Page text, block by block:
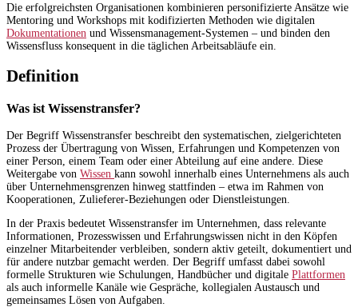
Die erfolgreichsten Organisationen kombinieren personifizierte Ansätze wie
Mentoring und Workshops mit kodifizierten Methoden wie digitalen
Dokumentationen und Wissensmanagement-Systemen – und binden den
Wissensfluss konsequent in die täglichen Arbeitsabläufe ein.
Definition
Was ist Wissenstransfer?
Der Begriff Wissenstransfer beschreibt den systematischen, zielgerichteten
Prozess der Übertragung von Wissen, Erfahrungen und Kompetenzen von
einer Person, einem Team oder einer Abteilung auf eine andere. Diese
Weitergabe von Wissen kann sowohl innerhalb eines Unternehmens als auch
über Unternehmensgrenzen hinweg stattfinden – etwa im Rahmen von
Kooperationen, Zulieferer-Beziehungen oder Dienstleistungen.
In der Praxis bedeutet Wissenstransfer im Unternehmen, dass relevante
Informationen, Prozesswissen und Erfahrungswissen nicht in den Köpfen
einzelner Mitarbeitender verbleiben, sondern aktiv geteilt, dokumentiert und
für andere nutzbar gemacht werden. Der Begriff umfasst dabei sowohl
formelle Strukturen wie Schulungen, Handbücher und digitale Plattformen
als auch informelle Kanäle wie Gespräche, kollegialen Austausch und
gemeinsames Lösen von Aufgaben.